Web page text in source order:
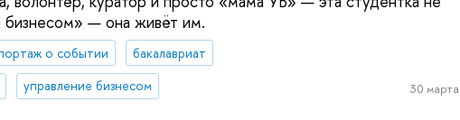
бизнесом» — она живёт им.
о событии
бакалавриат
управление бизнесом 30 марта